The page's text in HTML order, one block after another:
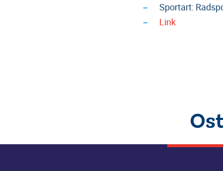
Sportart:
Link